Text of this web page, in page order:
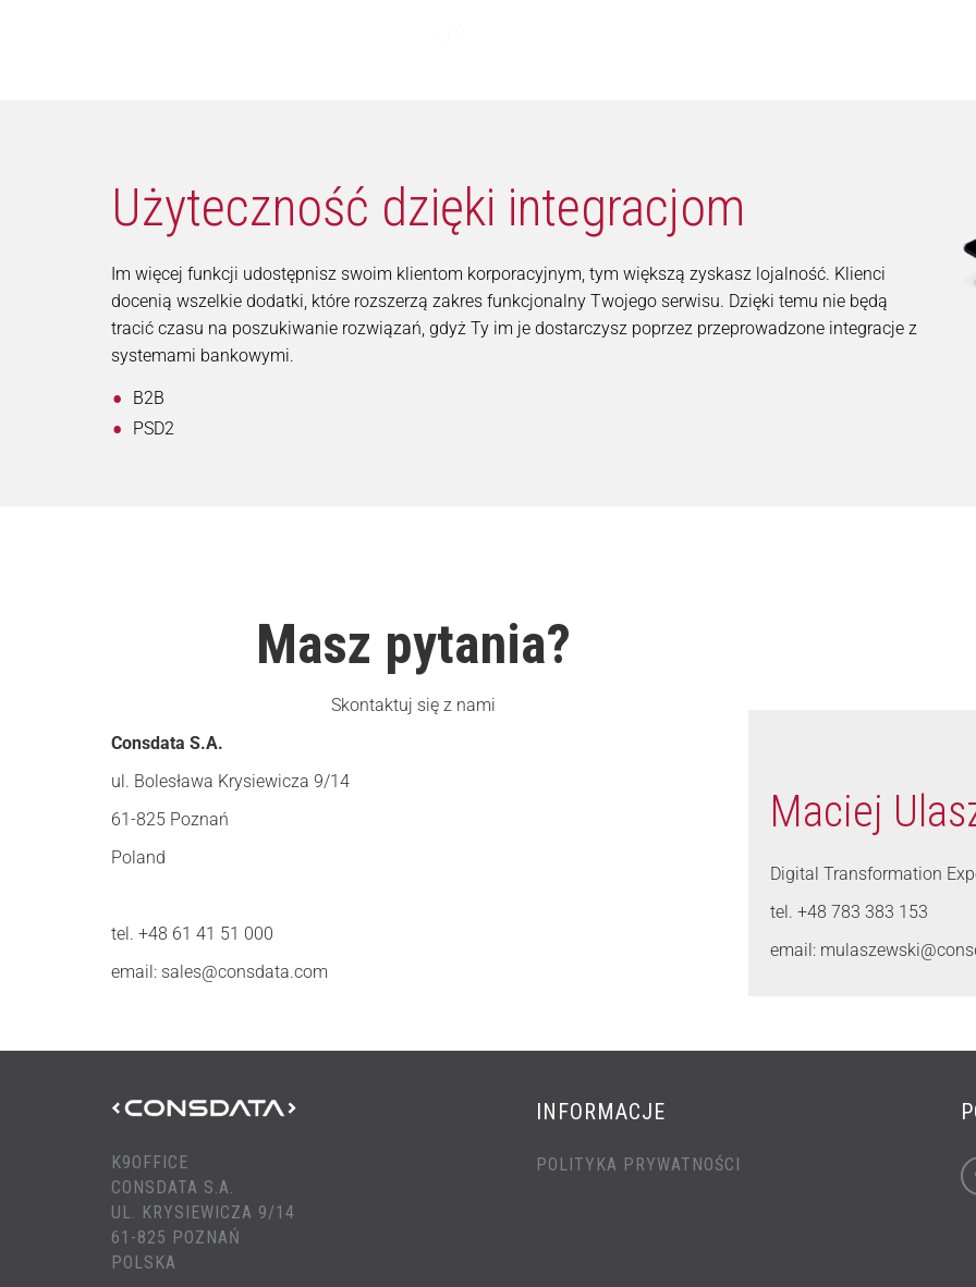
Użyteczność dzięki integracjom
Im więcej funkcji udostępnisz swoim klientom korporacyjnym, tym większą zyskasz lojalność. Klienci
docenią wszelkie dodatki, które rozszerzą zakres funkcjonalny Twojego serwisu. Dzięki temu nie będą
tracić czasu na poszukiwanie rozwiązań, gdyż Ty im je dostarczysz poprzez przeprowadzone integracje z
systemami bankowymi.
B2B
PSD2
Masz pytania?
Skontaktuj się z nami
Consdata S.A.
ul. Bolesława Krysiewicza 9/14
61-825 Poznań
Poland
tel. +48 61 41 51 000
email: sales@consdata.com
Maciej
Digital Transformation
tel. +48 783 383 153
email:
K9OFFICE
CONSDATA S.A.
UL. KRYSIEWICZA 9/14
61-825 POZNAŃ
POLSKA
INFORMACJE
POLITYKA PRYWATNOŚCI